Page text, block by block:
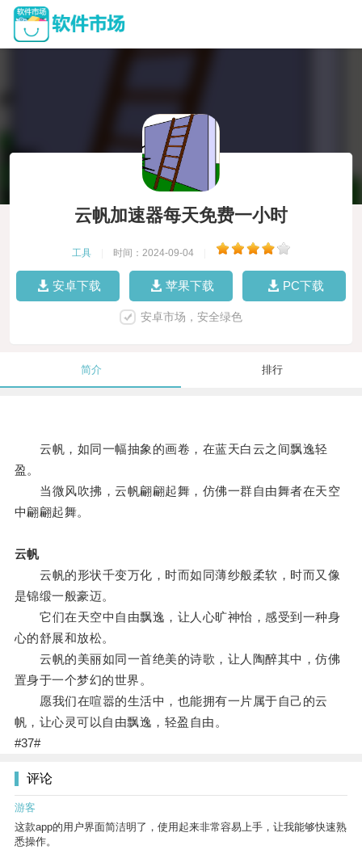
云帆加速器每天免费一小时
工具 时间：2024-09-04
安卓下载 苹果下载 PC下载
安卓市场，安全绿色
简介 排行
云帆，如同一幅抽象的画卷，在蓝天白云之间飘逸轻
盈。
当微风吹拂，云帆翩翩起舞，仿佛一群自由舞者在天空
中翩翩起舞。
云帆
云帆的形状千变万化，时而如同薄纱般柔软，时而又像
是锦缎一般豪迈。
它们在天空中自由飘逸，让人心旷神怡，感受到一种身
心的舒展和放松。
云帆的美丽如同一首绝美的诗歌，让人陶醉其中，仿佛
置身于一个梦幻的世界。
愿我们在喧嚣的生活中，也能拥有一片属于自己的云
帆，让心灵可以自由飘逸，轻盈自由。
#37#
评论
游客
这款app的用户界面简洁明了，使用起来非常容易上手，让我能够快速熟
悉操作。